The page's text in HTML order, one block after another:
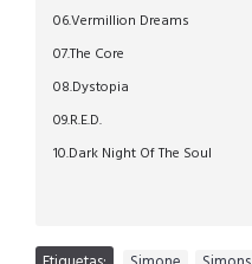
06.Vermillion Dreams
07.The Core
08.Dystopia
09.R.E.D.
10.Dark Night Of The Soul